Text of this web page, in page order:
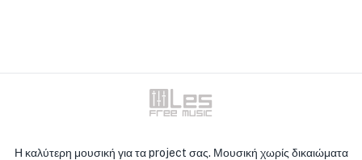
Η καλύτερη μουσική για τα project σας. Μουσική χωρίς δικαιώματα